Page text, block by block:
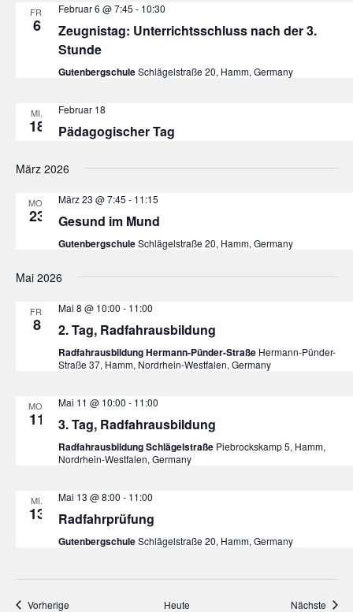
FR.
6
Februar 6 @ 7:45 - 10:30
Zeugnistag: Unterrichtsschluss nach der 3.
Stunde
GutenbergschuleSchlägelstraße 20, Hamm, Germany
MI.
18
Februar 18
Pädagogischer Tag
März 2026
MO.
23
März 23 @ 7:45 - 11:15
Gesund im Mund
GutenbergschuleSchlägelstraße 20, Hamm, Germany
Mai 2026
FR.
8
Mai 8 @ 10:00 - 11:00
2. Tag, Radfahrausbildung
Radfahrausbildung Hermann-Pünder-Straße Hermann-Pünder-
Straße 37, Hamm, Nordrhein-Westfalen, Germany
MO.
11
Mai 11 @ 10:00 - 11:00
3. Tag, Radfahrausbildung
Radfahrausbildung Schlägelstraße Piebrockskamp 5, Hamm,
Nordrhein-Westfalen, Germany
MI.
13
Mai 13 @ 8:00 - 11:00
Radfahrprüfung
GutenbergschuleSchlägelstraße 20, Hamm, Germany
VorherigeVeranstaltungen Heute Nächste